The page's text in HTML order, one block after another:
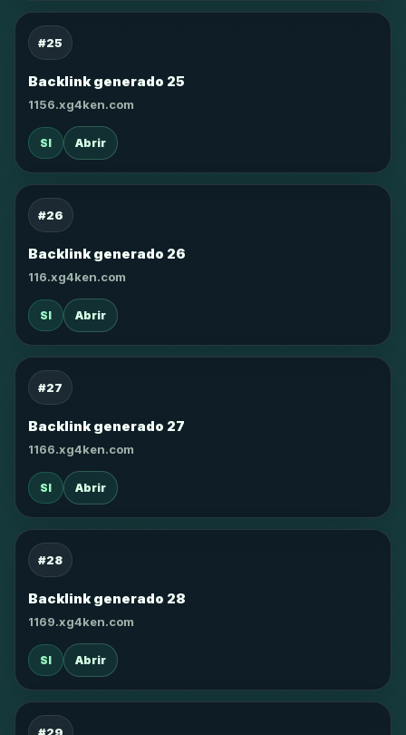
#25
Backlink generado 25
1156.xg4ken.com
SI Abrir
#26
Backlink generado 26
116.xg4ken.com
SI Abrir
#27
Backlink generado 27
1166.xg4ken.com
SI Abrir
#28
Backlink generado 28
1169.xg4ken.com
SI Abrir